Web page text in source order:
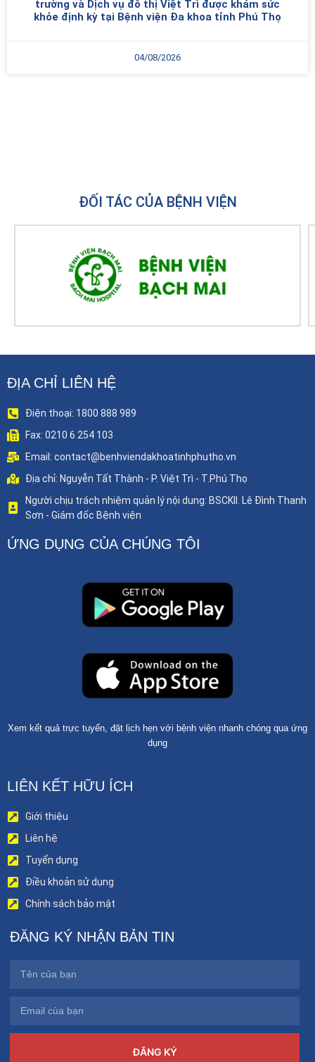
trường và Dịch vụ đô thị Việt Trì được khám sức
khỏe định kỳ tại Bệnh viện Đa khoa tỉnh Phú Thọ
04/08/2026
ĐỐI TÁC CỦA BỆNH VIỆN
ĐỊA CHỈ LIÊN HỆ
Điện thoại: 1800 888 989
Fax: 0210 6 254 103
Email: contact@benhviendakhoatinhphutho.vn
Địa chỉ: Nguyễn Tất Thành - P. Việt Trì - T.Phú Thọ
Người chịu trách nhiệm quản lý nội dung: BSCKII. Lê Đình Thanh
Sơn - Giám đốc Bệnh viện
ỨNG DỤNG CỦA CHÚNG TÔI
Xem kết quả trực tuyến, đặt lịch hẹn với bệnh viện nhanh chóng qua ứng
dụng
LIÊN KẾT HỮU ÍCH
Giới thiệu
Liên hệ
Tuyển dụng
Điều khoản sử dụng
Chính sách bảo mật
ĐĂNG KÝ NHẬN BẢN TIN
ĐĂNG KÝ